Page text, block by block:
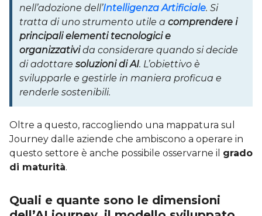
nell’adozione dell’Intelligenza Artificiale. Si
tratta di uno strumento utile a comprendere i
principali elementi tecnologici e
organizzativida considerare quando si decide
di adottare soluzioni di AI. L’obiettivo è
svilupparle e gestirle in maniera proficua e
renderle sostenibili.
Oltre a questo, raccogliendo una mappatura sul
Journey dalle aziende che ambiscono a operare in
questo settore è anche possibile osservarne il grado
di maturità.
Quali e quante sono le dimensioni